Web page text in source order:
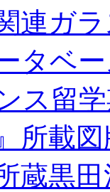
連ガ
タベ
ス留
所載
蔵黒